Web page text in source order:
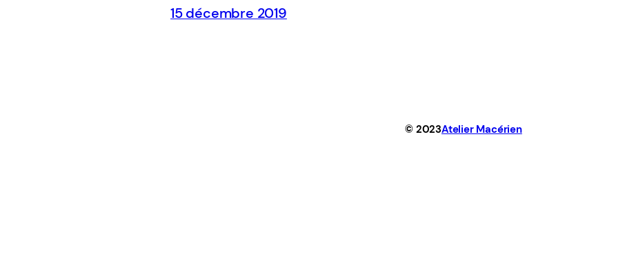
15 décembre 2019
© 2023Atelier Macérien